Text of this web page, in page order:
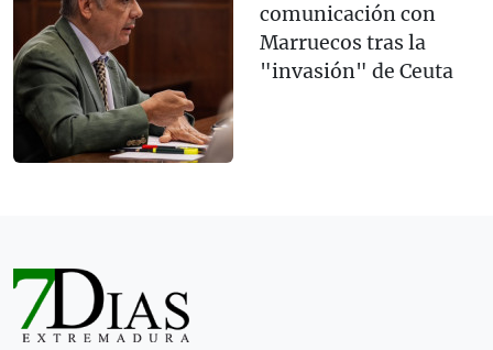
comunicación con
Marruecos tras la
"invasión" de Ceuta